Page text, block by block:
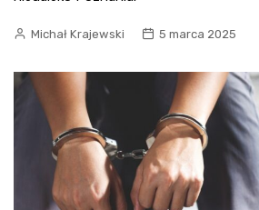
Michał Krajewski 5 marca 2025